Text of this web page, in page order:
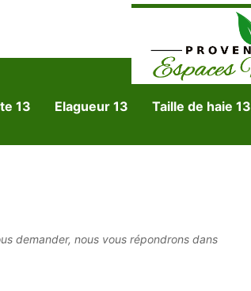
13 Elagueur 13 Taille de haie 13
demander, nous vous répondrons dans